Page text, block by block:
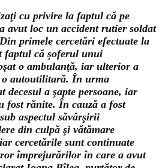
cu privire la faptul că pe
avut loc un accident rutier soldat
primele cercetări efectuate la
faptul că şoferul unui
o ambulanţă, iar ulterior a
autoutilitară. În urma
decesul a şapte persoane, iar
fost rănite. În cauză a fost
aspectul săvârşirii
din culpă şi vătămare
cercetările sunt continuate
împrejurărilor în care a avut